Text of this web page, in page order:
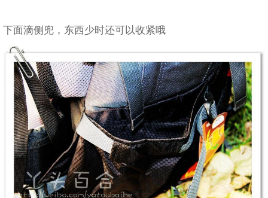
下面滴侧兜，东西少时还可以收紧哦